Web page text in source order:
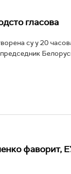
гласова
су у 20
фаворит,